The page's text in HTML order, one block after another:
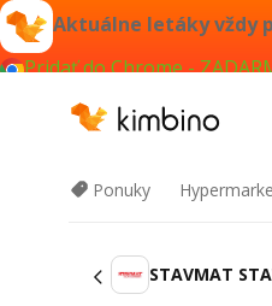
Aktuálne letáky vždy
Pridať do Chrome -
Ponuky
STAVMAT